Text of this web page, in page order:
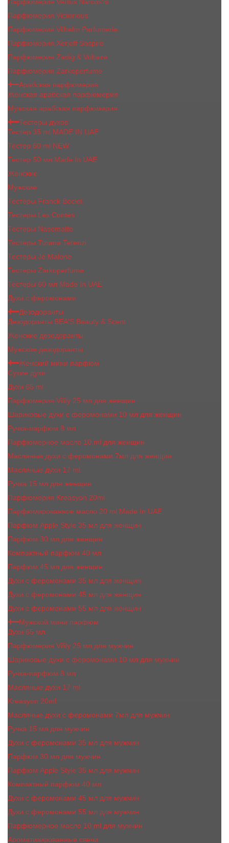
Парфюмерия Victorious
Парфюмерия Vilhelm Parfumerie
Парфюмерия Xerjoff Sospiro
Парфюмерия Zadig & Voltaire
Парфюмерия Zarkoperfume
Арабская парфюмерия
Женская арабская парфюмерия
Мужская арабская парфюмерия
Тестеры духов
Тестер 35 ml MADE IN UAE
Тестер 60 ml NEW
Тестер 50 мл Made In UAE
Женские
Мужские
Тестеры Franck Boclet
Тестеры Les Contes
Тестеры Nasomatto
Тестеры Tiziana Terenzi
Тестеры Jо Malоnе
Тестеры Zarkoperfume
Тестеры 60 мл Made In UAE
Духи с феромонами
Дезодоранты
Дезодоранты BEA'S Beauty & Scent
Женские дезодоранты
Мужские дезодоранты
Женский мини парфюм
Сухие духи
Духи 65 ml
Парфюмерия Vilily 25 мл для женщин
Шариковые духи с феромонами 10 мл для женщин
Ручка-парфюм 8 мл
Парфюмерное масло 10 ml для женщин
Масляные духи c феромонами 7мл для женщин
Масляные духи 17 ml
Ручка 15 мл для женщин
Парфюмерия Kreasyon 20ml
Парфюмированное масло 20 ml Made In UAE
Парфюм Apple Style 35 мл для женщин
Парфюм 30 мл для женщин
Компактный парфюм 40 мл
Парфюм 45 мл для женщин
Духи с феромонами 35 мл для женщин
Духи с феромонами 45 мл для женщин
Духи с феромонами 55 мл для женщин
Мужской мини парфюм
Духи 65 мл
Парфюмерия Vilily 25 мл для мужчин
Шариковые духи с феромонами 10 мл для мужчин
Ручка-парфюм 8 мл
Масляные духи 17 ml
Kreasyon 20ml
Масляные духи c феромонами 7мл для мужчин
Ручка 15 мл для мужчин
Духи с феромонами 35 мл для мужчин
Парфюм 30 мл для мужчин
Парфюм Apple Style 35 мл для мужчин
Компактный парфюм 40 мл
Духи с феромонами 45 мл для мужчин
Духи с феромонами 55 мл для мужчин
Парфюмерное масло 10 ml для мужчин
Ароматизированные свечи